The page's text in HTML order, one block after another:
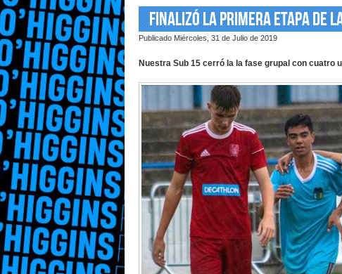
Finalizó la primera etapa de la
Publicado Miércoles, 31 de Julio de 2019
Nuestra Sub 15 cerró la la fase grupal con cuatro